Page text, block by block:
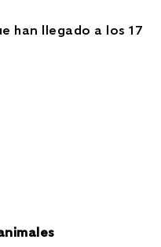
han llegado a los 17